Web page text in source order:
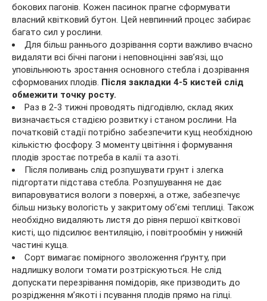
бокових пагонів. Кожен пасинок прагне сформувати
власний квітковий бутон. Цей невпинний процес забирає
багато сил у рослини.
Для більш раннього дозрівання сорти важливо вчасно
видаляти всі бічні пагони і неповноцінні зав’язі, що
уповільнюють зростання основного стебла і дозрівання
сформованих плодів. Після закладки 4-5 кистей слід
обмежити точку росту.
Раз в 2-3 тижні проводять підгодівлю, склад яких
визначається стадією розвитку і станом рослини. На
початковій стадії потрібно забезпечити кущ необхідною
кількістю фосфору. З моменту цвітіння і формування
плодів зростає потреба в калії та азоті.
Після поливань слід розпушувати грунт і злегка
підгортати підстава стебла. Розпушування не дає
випаровуватися вологи з поверхні, а отже, забезпечує
більш низьку вологість у закритому об’ємі теплиці. Також
необхідно видаляють листя до рівня першої квіткової
кисті, що підсилює вентиляцію, і повітрообмін у нижній
частині куща.
Сорт вимагає помірного зволоження ґрунту, при
надлишку вологи томати розтріскуються. Не слід
допускати перезрівання помідорів, яке призводить до
розрідження м’якоті і псування плодів прямо на гілці.